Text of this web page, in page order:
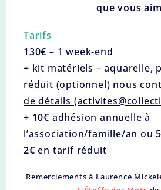
que vous
Tarifs
130€ – 1 week-end
+ kit matériels – aquarelle,
réduit (optionnel) nous
de détails
+ 10€ adhésion annuelle à
l’association/famille/an ou
2€ en tarif réduit
Remerciements à Laurence